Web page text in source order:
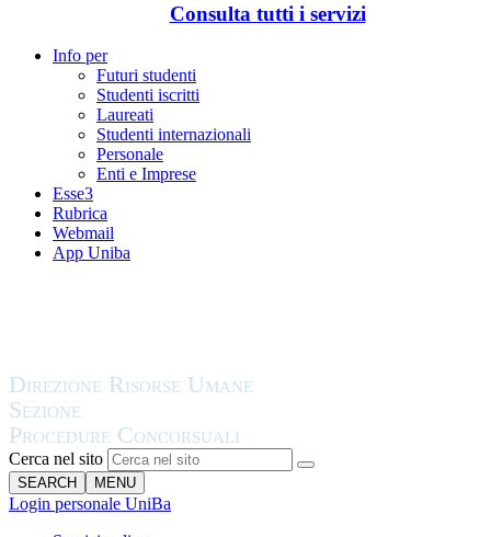
Consulta tutti i servizi
Info per
Futuri studenti
Studenti iscritti
Laureati
Studenti internazionali
Personale
Enti e Imprese
Esse3
Rubrica
Webmail
App Uniba
Cerca nel sito
SEARCH MENU
Login personale UniBa